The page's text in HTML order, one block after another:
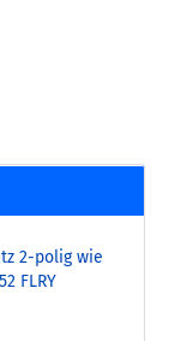
2-polig wie
FLRY